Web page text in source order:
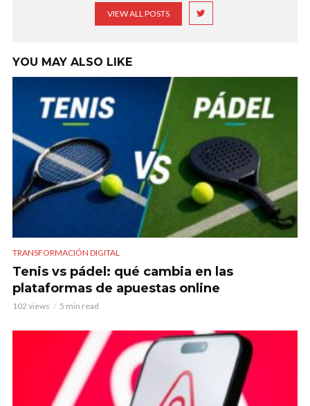
VIEW ALL POSTS
YOU MAY ALSO LIKE
TRANSFORMACIÓN DIGITAL
Tenis vs pádel: qué cambia en las
plataformas de apuestas online
102 views 5 min read